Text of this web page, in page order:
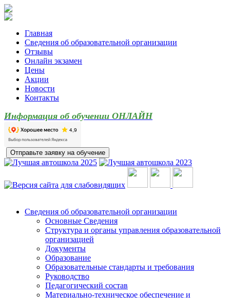
Главная
Сведения об образовательной организации
Отзывы
Онлайн экзамен
Цены
Акции
Новости
Контакты
Информация об обучении ОНЛАЙН
Сведения об образовательной организации
Основные Сведения
Структура и органы управления образовательной
организацией
Документы
Образование
Образовательные стандарты и требования
Руководство
Педагогический состав
Материально-техническое обеспечение и